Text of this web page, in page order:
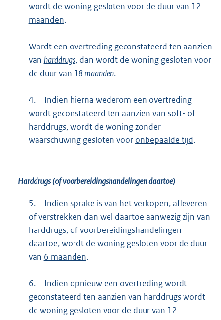
wordt de woning gesloten voor de duur van 12
maanden.
Wordt een overtreding geconstateerd ten aanzien
van harddrugs, dan wordt de woning gesloten voor
de duur van 18 maanden.
4.
Indien hierna wederom een overtreding
wordt geconstateerd ten aanzien van soft- of
harddrugs, wordt de woning zonder
waarschuwing gesloten voor onbepaalde tijd.
Harddrugs (of voorbereidingshandelingen daartoe)
5.
Indien sprake is van het verkopen, afleveren
of verstrekken dan wel daartoe aanwezig zijn van
harddrugs, of voorbereidingshandelingen
daartoe, wordt de woning gesloten voor de duur
van 6 maanden.
6.
Indien opnieuw een overtreding wordt
geconstateerd ten aanzien van harddrugs wordt
de woning gesloten voor de duur van 12